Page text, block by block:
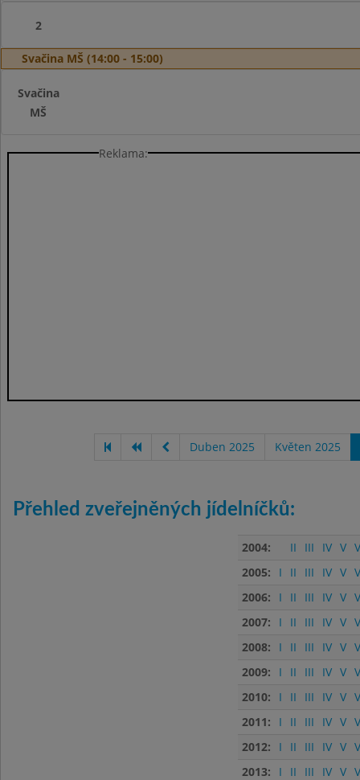
2
Svačina MŠ (14:00 - 15:00)
Svačina
MŠ
Reklama:
Duben 2025 Květen 2025
Přehled zveřejněných jídelníčků:
2004: II III IV V
2005:
I II III IV V
2006:
I II III IV V
2007:
I II III IV V
2008:
I II III IV V
2009:
I II III IV V
2010:
I II III IV V
2011:
I II III IV V
2012:
I II III IV V
2013:
I II III IV V